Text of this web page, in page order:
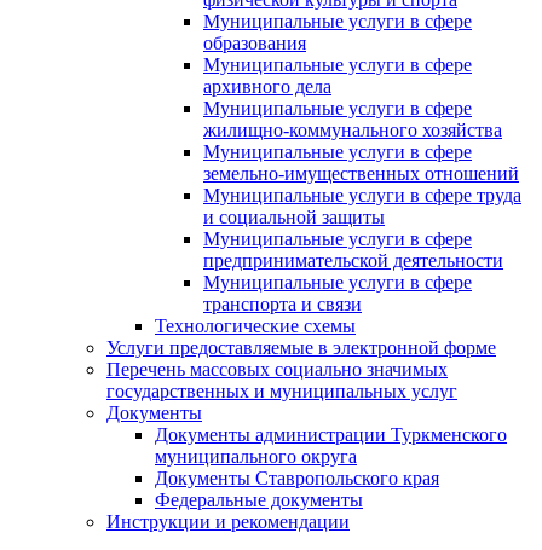
Муниципальные услуги в сфере
образования
Муниципальные услуги в сфере
архивного дела
Муниципальные услуги в сфере
жилищно-коммунального хозяйства
Муниципальные услуги в сфере
земельно-имущественных отношений
Муниципальные услуги в сфере труда
и социальной защиты
Муниципальные услуги в сфере
предпринимательской деятельности
Муниципальные услуги в сфере
транспорта и связи
Технологические схемы
Услуги предоставляемые в электронной форме
Перечень массовых социально значимых
государственных и муниципальных услуг
Документы
Документы администрации Туркменского
муниципального округа
Документы Ставропольского края
Федеральные документы
Инструкции и рекомендации